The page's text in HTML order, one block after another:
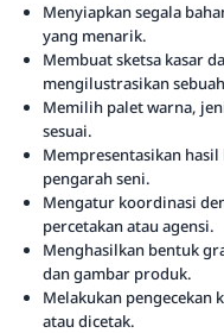
Menyiapkan segala
yang menarik.
Membuat sketsa kasar
mengilustrasikan
Memilih palet warna,
sesuai.
Mempresentasikan
pengarah seni.
Mengatur koordinasi
percetakan atau agensi.
Menghasilkan bentuk
dan gambar produk.
Melakukan pengecekan
atau dicetak.